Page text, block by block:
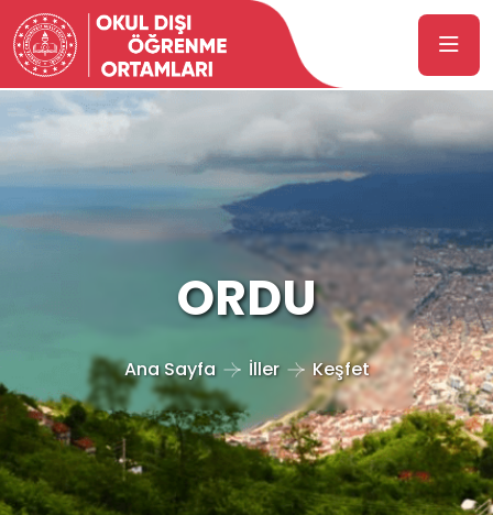
ORDU
Ana Sayfa İller Keşfet